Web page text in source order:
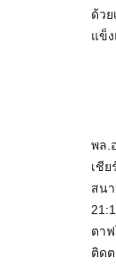
ด้ว
แข็
พล.
เชี
สน
ตา
ติด